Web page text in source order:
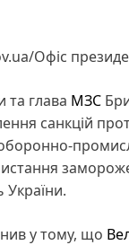
Офіс
та глава МЗС
санкцій
оборонно-
України.
у тому, що